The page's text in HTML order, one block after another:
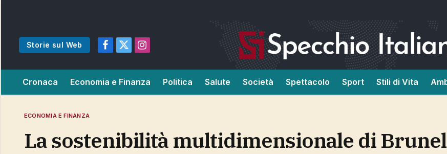
Storie sul Web
Facebook
X
Instagram
Cronaca Economia e Finanza Politica Salute Società Spettacolo Sport Stili di Vita
ECONOMIA E FINANZA
la sostenibilità multidimensionale di